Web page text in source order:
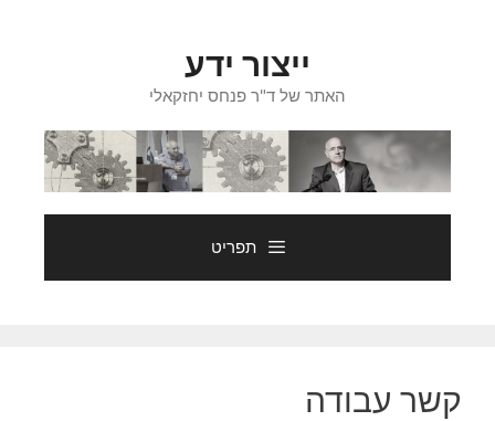
ייצור ידע
האתר של ד"ר פנחס יחזקאלי
תפריט
קשר עבודה